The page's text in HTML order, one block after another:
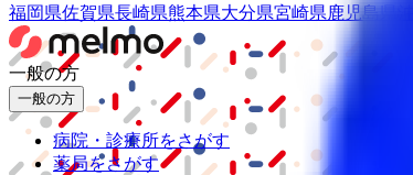
福岡県佐賀県長崎県熊本県大分県宮崎県鹿児島県
一般の方
一般の方
病院・診療所をさがす
薬局をさがす